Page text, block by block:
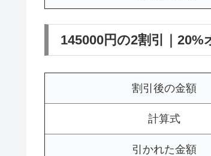
145000円の2割引｜20%
割引後の金額
計算式
引かれた金額